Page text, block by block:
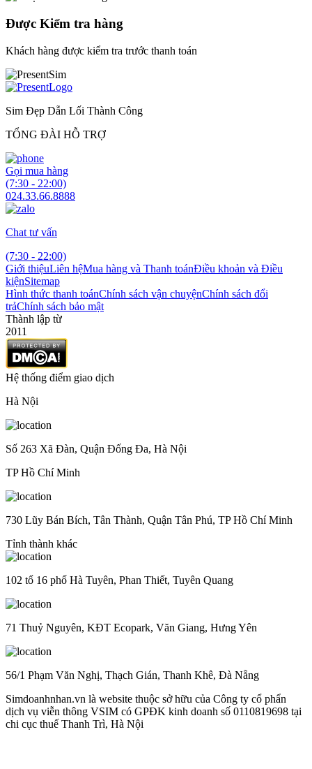
Được Kiểm tra hàng
Khách hàng được kiểm tra trước thanh toán
Sim Đẹp Dẫn Lối Thành Công
TỔNG ĐÀI HỖ TRỢ
Gọi mua hàng
(7:30 - 22:00)
024.33.66.8888
Chat tư vấn
(7:30 - 22:00)
Giới thiệuLiên hệMua hàng và Thanh toánĐiều khoản và Điều
kiệnSitemap
Hình thức thanh toánChính sách vận chuyệnChính sách đổi
trảChính sách bảo mật
Thành lập từ
2011
Hệ thống điểm giao dịch
Hà Nội
Số 263 Xã Đàn, Quận Đống Đa, Hà Nội
TP Hồ Chí Minh
730 Lũy Bán Bích, Tân Thành, Quận Tân Phú, TP Hồ Chí Minh
Tỉnh thành khác
102 tổ 16 phố Hà Tuyên, Phan Thiết, Tuyên Quang
71 Thuỷ Nguyên, KĐT Ecopark, Văn Giang, Hưng Yên
56/1 Phạm Văn Nghị, Thạch Gián, Thanh Khê, Đà Nẵng
Simdoanhnhan.vn là website thuộc sở hữu của Công ty cổ phẩn
dịch vụ viễn thông VSIM có GPĐK kinh doanh số 0110819698 tại
chi cục thuế Thanh Trì, Hà Nội